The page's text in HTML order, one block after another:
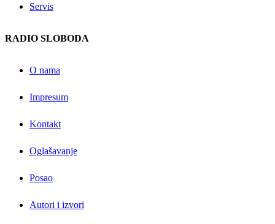
Servis
RADIO SLOBODA
O nama
Impresum
Kontakt
Oglašavanje
Posao
Autori i izvori